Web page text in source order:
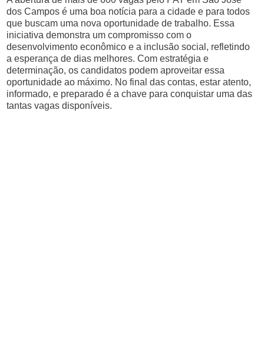
dos Campos é uma boa notícia para a cidade e para todos
que buscam uma nova oportunidade de trabalho. Essa
iniciativa demonstra um compromisso com o
desenvolvimento econômico e a inclusão social, refletindo
a esperança de dias melhores. Com estratégia e
determinação, os candidatos podem aproveitar essa
oportunidade ao máximo. No final das contas, estar atento,
informado, e preparado é a chave para conquistar uma das
tantas vagas disponíveis.